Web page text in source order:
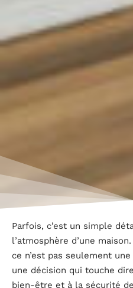
Parfois, c’est un simple
l’atmosphère d’une
ce n’est pas seulement
une décision qui touche
bien-être et à la sécurité